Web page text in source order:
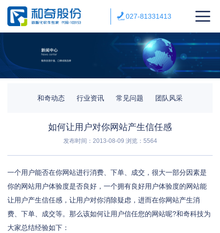
027-81331413
和奇动态 行业资讯 常见问题 团队风采
如何让用户对你网站产生信任感
发布时间：2013-08-09 浏览：5564
一个用户能否在你网站进行消费、下单、成交，很大一部分因素是
你的网站用户体验度是否良好，一个拥有良好用户体验度的网站能
让用户产生信任感，让用户对你消除疑虑，进而在你网站产生消
费、下单、成交等。那么该如何让用户信任您的网站呢?和奇科技为
大家总结经验如下：